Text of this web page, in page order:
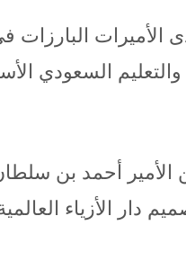
البارزات في
والتعليم السعودي
من الأمير أحمد
دار الأزياء